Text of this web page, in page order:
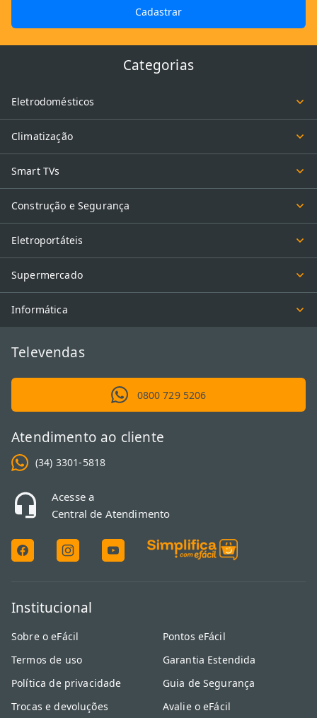
Cadastrar
Categorias
Eletrodomésticos
Climatização
Smart TVs
Construção e Segurança
Eletroportáteis
Supermercado
Informática
Televendas
0800 729 5206
Atendimento ao cliente
(34) 3301-5818
Acesse a
Central de Atendimento
Institucional
Sobre o eFácil
Termos de uso
Política de privacidade
Trocas e devoluções
Pontos eFácil
Garantia Estendida
Guia de Segurança
Avalie o eFácil